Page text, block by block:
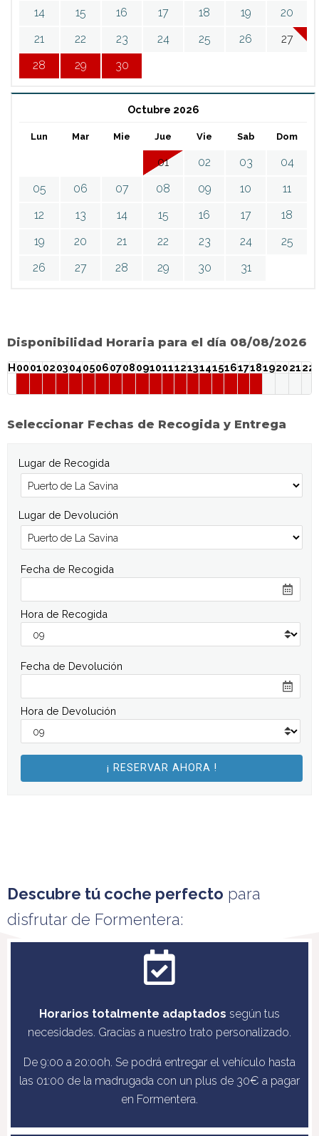
14
15 16 17 18 19
20
21
22 23 24 25 26
27
28
29 30
Octubre 2026
Lun Mar Mie Jue Vie Sab Dom
01 02 03
04
05
06 07 08 09 10
11
12
13 14 15 16 17
18
19
20 21 22 23 24
25
26
27 28 29 30 31
Disponibilidad Horaria para el día 08/08/2026
H0001020304050607080910111213141516171819202122
Seleccionar Fechas de Recogida y Entrega
Lugar de Recogida
Lugar de Devolución
Fecha de Recogida
Hora de Recogida
Fecha de Devolución
Hora de Devolución
Descubre tú coche perfecto para
disfrutar de Formentera:
Horarios totalmente adaptados según tus
necesidades. Gracias a nuestro trato personalizado.
De 9:00 a 20:00h. Se podrá entregar el vehículo hasta
las 01:00 de la madrugada con un plus de 30€ a pagar
en Formentera.